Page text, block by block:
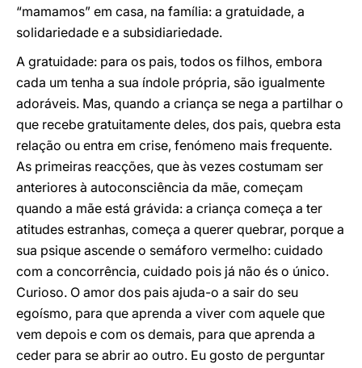
“mamamos” em casa, na família: a gratuidade, a
solidariedade e a subsidiariedade.
A gratuidade: para os pais, todos os filhos, embora
cada um tenha a sua índole própria, são igualmente
adoráveis. Mas, quando a criança se nega a partilhar o
que recebe gratuitamente deles, dos pais, quebra esta
relação ou entra em crise, fenómeno mais frequente.
As primeiras reacções, que às vezes costumam ser
anteriores à autoconsciência da mãe, começam
quando a mãe está grávida: a criança começa a ter
atitudes estranhas, começa a querer quebrar, porque a
sua psique ascende o semáforo vermelho: cuidado
com a concorrência, cuidado pois já não és o único.
Curioso. O amor dos pais ajuda-o a sair do seu
egoísmo, para que aprenda a viver com aquele que
vem depois e com os demais, para que aprenda a
ceder para se abrir ao outro. Eu gosto de perguntar